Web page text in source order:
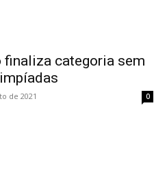
categoria sem
de 2021 0